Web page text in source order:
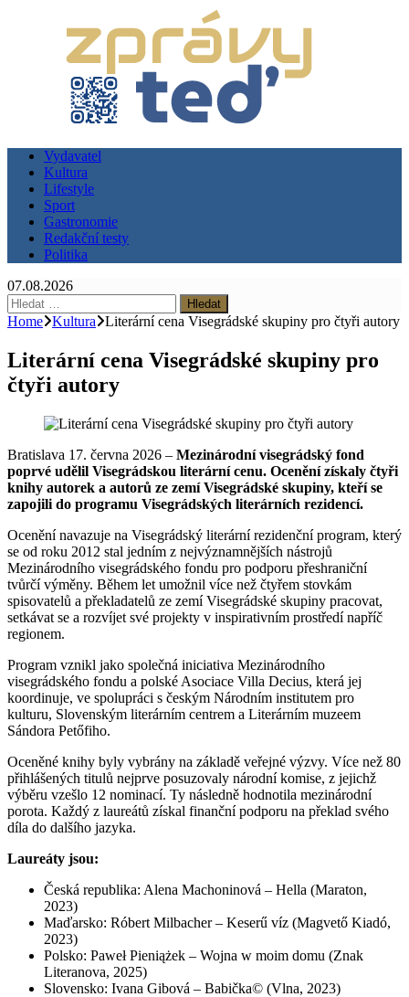
Vydavatel
Kultura
Lifestyle
Sport
Gastronomie
Redakční testy
Politika
07.08.2026
Vyhledávání
Home Kultura Literární cena Visegrádské skupiny pro čtyři autory
Literární cena Visegrádské skupiny pro
čtyři autory
Bratislava 17. června 2026 – Mezinárodní visegrádský fond
poprvé udělil Visegrádskou literární cenu. Ocenění získaly čtyři
knihy autorek a autorů ze zemí Visegrádské skupiny, kteří se
zapojili do programu Visegrádských literárních rezidencí.
Ocenění navazuje na Visegrádský literární rezidenční program, který
se od roku 2012 stal jedním z nejvýznamnějších nástrojů
Mezinárodního visegrádského fondu pro podporu přeshraniční
tvůrčí výměny. Během let umožnil více než čtyřem stovkám
spisovatelů a překladatelů ze zemí Visegrádské skupiny pracovat,
setkávat se a rozvíjet své projekty v inspirativním prostředí napříč
regionem.
Program vznikl jako společná iniciativa Mezinárodního
visegrádského fondu a polské Asociace Villa Decius, která jej
koordinuje, ve spolupráci s českým Národním institutem pro
kulturu, Slovenským literárním centrem a Literárním muzeem
Sándora Petőfiho.
Oceněné knihy byly vybrány na základě veřejné výzvy. Více než 80
přihlášených titulů nejprve posuzovaly národní komise, z jejichž
výběru vzešlo 12 nominací. Ty následně hodnotila mezinárodní
porota. Každý z laureátů získal finanční podporu na překlad svého
díla do dalšího jazyka.
Laureáty jsou:
Česká republika: Alena Machoninová – Hella (Maraton,
2023)
Maďarsko: Róbert Milbacher – Keserű víz (Magvető Kiadó,
2023)
Polsko: Paweł Pieniążek – Wojna w moim domu (Znak
Literanova, 2025)
Slovensko: Ivana Gibová – Babička© (Vlna, 2023)